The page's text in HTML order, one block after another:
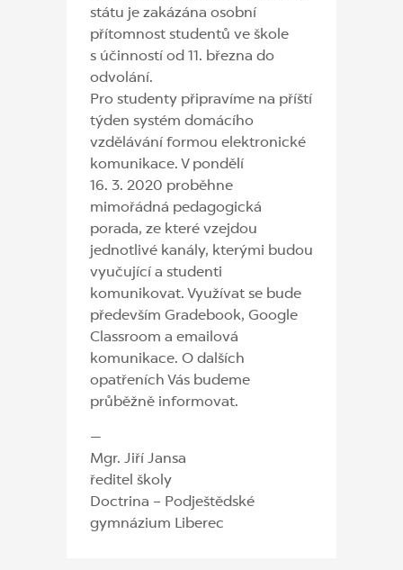
státu je zakázána osobní
přítomnost studentů ve škole
s účinností od 11. března do
odvolání.
Pro studenty připravíme na příští
týden systém domácího
vzdělávání formou elektronické
komunikace. V pondělí
16. 3. 2020 proběhne
mimořádná pedagogická
porada, ze které vzejdou
jednotlivé kanály, kterými budou
vyučující a studenti
komunikovat. Využívat se bude
především Gradebook, Google
Classroom a emailová
komunikace. O dalších
opatřeních Vás budeme
průběžně informovat.
—
Mgr. Jiří Jansa
ředitel školy
Doctrina – Podještědské
gymnázium Liberec